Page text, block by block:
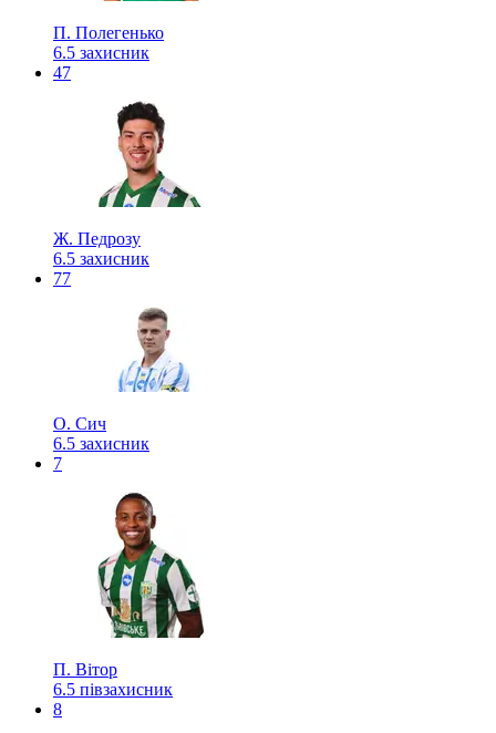
П. Полегенько
6.5 захисник
47
Ж. Педрозу
6.5 захисник
77
О. Сич
6.5 захисник
7
П. Вітор
6.5 півзахисник
8